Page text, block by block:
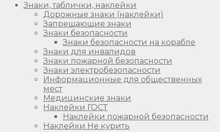
Знаки, таблички, наклейки
Дорожные знаки (наклейки)
Запрещающие знаки
Знаки безопасности
Знаки безопасности на корабле
Знаки для инвалидов
Знаки пожарной безопасности
Знаки электробезопасности
Информационные для общественных
мест
Медицинские знаки
Наклейки ГОСТ
Наклейки пожарной безопасности
Наклейки Не курить